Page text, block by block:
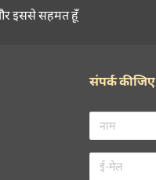
इससे सहमत हूँ
संपर्क कीजिए